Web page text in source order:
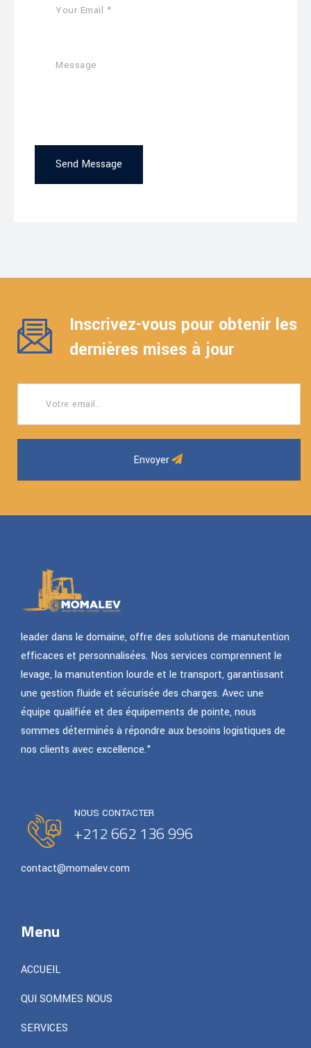
Send Message
Inscrivez-vous pour obtenir les
dernières mises à jour
Envoyer
leader dans le domaine, offre des solutions de manutention
efficaces et personnalisées. Nos services comprennent le
levage, la manutention lourde et le transport, garantissant
une gestion fluide et sécurisée des charges. Avec une
équipe qualifiée et des équipements de pointe, nous
sommes déterminés à répondre aux besoins logistiques de
nos clients avec excellence."
NOUS CONTACTER
+212 662 136 996
contact@momalev.com
Menu
ACCUEIL
QUI SOMMES NOUS
SERVICES